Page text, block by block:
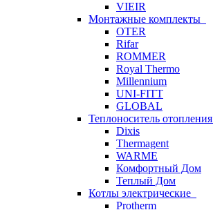
VIEIR
Монтажные комплекты
OTER
Rifar
ROMMER
Royal Thermo
Millennium
UNI-FITT
GLOBAL
Теплоноситель отопления
Dixis
Thermagent
WARME
Комфортный Дом
Теплый Дом
Котлы электрические
Protherm